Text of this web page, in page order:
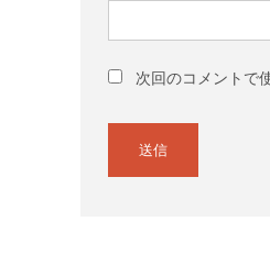
次回のコメントで